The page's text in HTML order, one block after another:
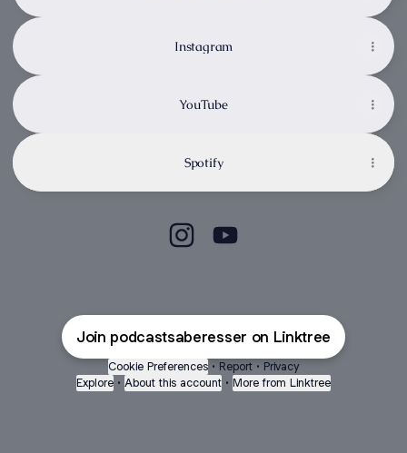
Instagram
YouTube
Spotify
Join podcastsaberesser on Linktree
Cookie Preferences • Report • Privacy
Explore • About this account • More from Linktree